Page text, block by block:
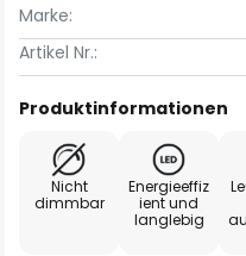
Marke:
Artikel Nr.:
Produktinformationen
Nicht
dimmbar
Energieeffiz
ient und
langlebig